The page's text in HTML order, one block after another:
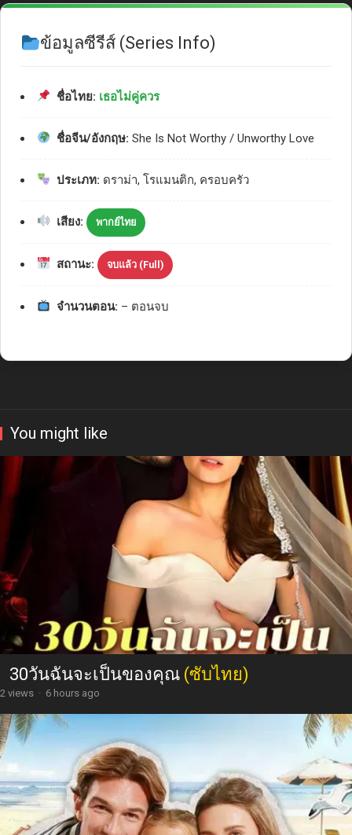
ข้อมูลซีรีส์ (Series Info)
ชื่อไทย: เธอไม่คู่ควร
ชื่อจีน/อังกฤษ: She Is Not Worthy / Unworthy Love
ประเภท: ดราม่า, โรแมนติก, ครอบครัว
เสียง: พากย์ไทย
สถานะ: จบแล้ว (Full)
จำนวนตอน: – ตอนจบ
You might like
30วันฉันจะเป็นของคุณ (ซับไทย)
2 views · 6 hours ago